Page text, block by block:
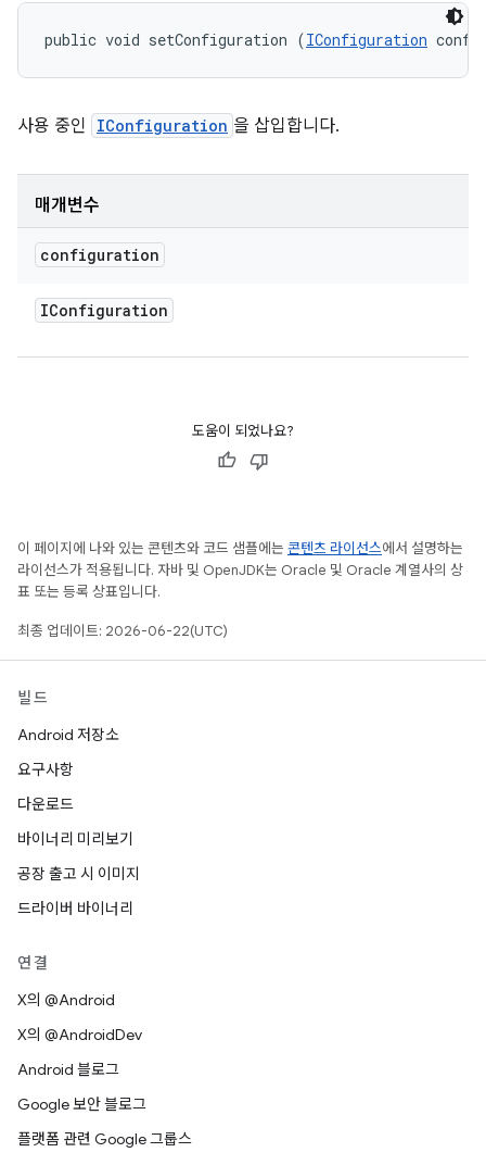
public void setConfiguration (IConfiguration
사용 중인 IConfiguration 을 삽입합니다.
매개변수
configuration
IConfiguration
도움이 되었나요?
이 페이지에 나와 있는 콘텐츠와 코드 샘플에는 콘텐츠 라이선스에서 설명하는
라이선스가 적용됩니다. 자바 및 OpenJDK는 Oracle 및 Oracle 계열사의 상
표 또는 등록 상표입니다.
최종 업데이트: 2026-06-22(UTC)
빌드
Android 저장소
요구사항
다운로드
바이너리 미리보기
공장 출고 시 이미지
드라이버 바이너리
연결
X의 @Android
X의 @AndroidDev
Android 블로그
Google 보안 블로그
플랫폼 관련 Google 그룹스